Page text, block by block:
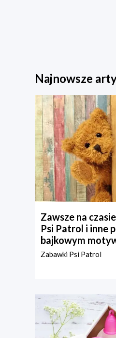
Najnowsze
Zawsze na
Psi Patrol i inne
bajkowym
Zabawki Psi Patrol